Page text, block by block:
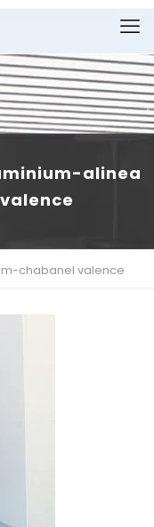
alinea
chabanel valence